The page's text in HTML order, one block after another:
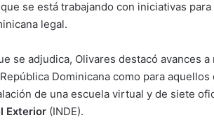
se está trabajando con iniciativas
legal.
se adjudica, Olivares destacó avances
Dominicana como para
de una escuela virtual y de siete
Exterior (INDE).